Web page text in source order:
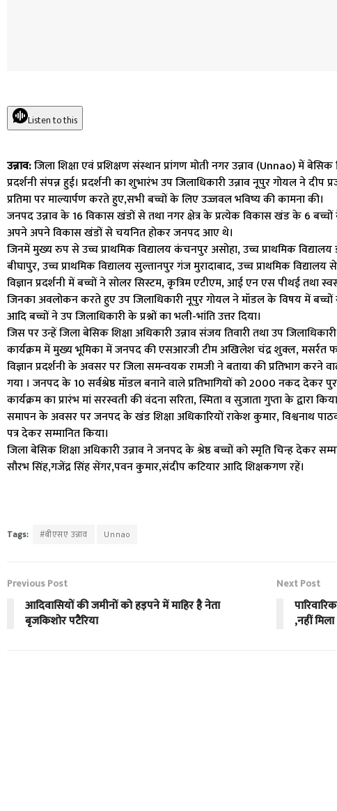
Listen to this
उन्नाव:जिला शिक्षा एवं प्रशिक्षण संस्थान प्रांगण मोती नगर उन्नाव (Unnao) में
प्रदर्शनी संपन्न हुई। प्रदर्शनी का शुभारंभ उप जिलाधिकारी उन्नाव नूपुर गोयल ने
प्रतिमा पर माल्यार्पण करते हुए,सभी बच्चों के लिए उज्जवल भविष्य की कामना की।
जनपद उन्नाव के 16 विकास खंडों से तथा नगर क्षेत्र के प्रत्येक विकास खंड के 6 बच्चों
अपने अपने विकास खंडों से चयनित होकर जनपद आए थे।
जिनमें मुख्य रुप से उच्च प्राथमिक विद्यालय कंचनपुर असोहा, उच्च प्राथमिक विद्यालय
बीघापुर, उच्च प्राथमिक विद्यालय सुल्तानपुर गंज मुरादाबाद, उच्च प्राथमिक
विज्ञान प्रदर्शनी में बच्चों ने सोलर सिस्टम, कृत्रिम एटीएम, आई एन एस पीथई तथा
जिनका अवलोकन करते हुए उप जिलाधिकारी नूपुर गोयल ने मॉडल के विषय में बच्चों से
आदि बच्चों ने उप जिलाधिकारी के प्रश्नों का भली-भांति उत्तर दिया।
जिस पर उन्हें जिला बेसिक शिक्षा अधिकारी उन्नाव संजय तिवारी तथा उप
कार्यक्रम में मुख्य भूमिका में जनपद की एसआरजी टीम अखिलेश चंद्र शुक्ल, मसर्रत
विज्ञान प्रदर्शनी के अवसर पर जिला समन्वयक रामजी ने बताया की प्रतिभाग करने
गया । जनपद के 10 सर्वश्रेष्ठ मॉडल बनाने वाले प्रतिभागियों को ₹2000 नकद देकर
कार्यक्रम का प्रारंभ मां सरस्वती की वंदना सरिता, स्मिता व सुजाता गुप्ता के द्वारा
समापन के अवसर पर जनपद के खंड शिक्षा अधिकारियों राकेश कुमार, विश्वनाथ
पत्र देकर सम्मानित किया।
जिला बेसिक शिक्षा अधिकारी उन्नाव ने जनपद के श्रेष्ठ बच्चों को स्मृति चिन्ह देकर
सौरभ सिंह,गजेंद्र सिंह सेंगर,पवन कुमार,संदीप कटियार आदि शिक्षकगण रहें।
Tags: #बीएसए उन्नाव Unnao
Previous Post
आदिवासियों की जमीनों को हड़पने में माहिर है नेता
बृजकिशोर पटैरिया
Next Post
,नहीं